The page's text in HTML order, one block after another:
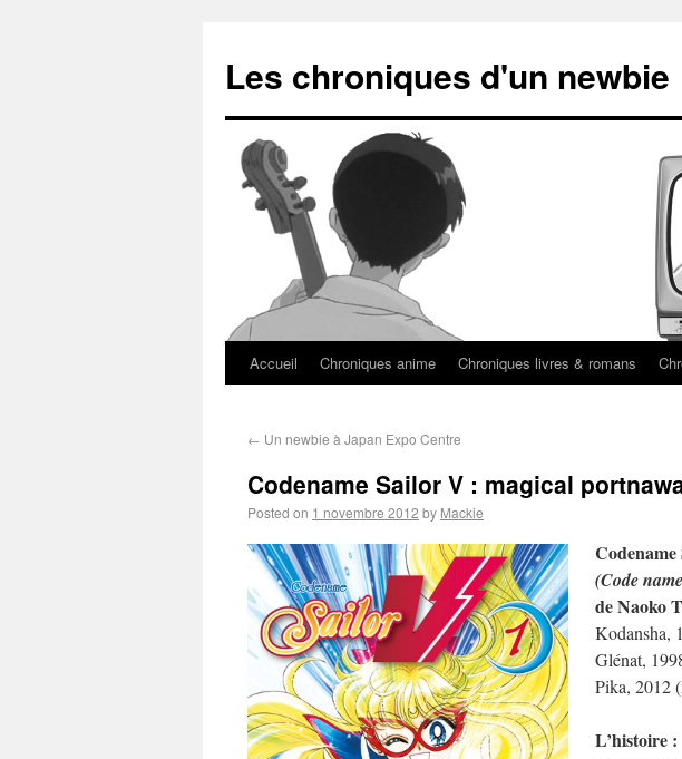
Les chroniques d'un newbie
Accueil Chroniques anime Chroniques livres & romans
← Un newbie à Japan Expo Centre
Codename Sailor V : magical
Posted on 1 novembre 2012 by Mackie
(Code
de Naoko
Kodansha,
Glénat,
Pika, 2012
L’histoire :